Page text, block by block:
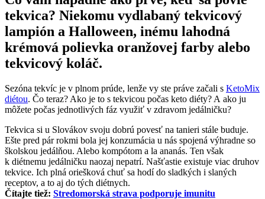
tekvica? Niekomu vydlabaný tekvicový
lampión a Halloween, inému lahodná
krémová polievka oranžovej farby alebo
tekvicový koláč.
Sezóna tekvíc je v plnom prúde, lenže vy ste práve začali s KetoMix
diétou. Čo teraz? Ako je to s tekvicou počas keto diéty? A ako ju
môžete počas jednotlivých fáz využiť v zdravom jedálničku?
Tekvica si u Slovákov svoju dobrú povesť na tanieri stále buduje.
Ešte pred pár rokmi bola jej konzumácia u nás spojená výhradne so
školskou jedálňou. Alebo kompótom a la ananás. Ten však
k diétnemu jedálničku naozaj nepatrí. Našťastie existuje viac druhov
tekvice. Ich plná oriešková chuť sa hodí do sladkých i slaných
receptov, a to aj do tých diétnych.
Čítajte tiež: Stredomorská strava podporuje imunitu